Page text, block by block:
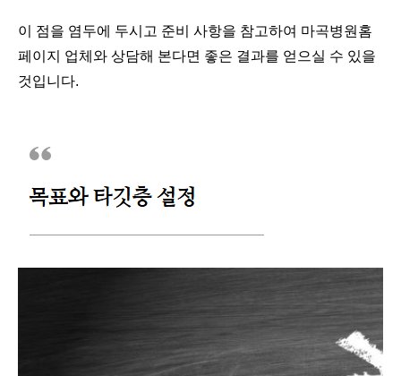
이 점을 염두에 두시고 준비 사항을 참고하여 마곡병원홈
페이지 업체와 상담해 본다면 좋은 결과를 얻으실 수 있을
것입니다.